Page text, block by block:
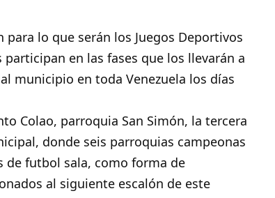
para lo que serán los Juegos Deportivos
en las fases que los llevarán a
municipio en toda Venezuela los días
Colao, parroquia San Simón, la tercera
donde seis parroquias campeonas
de futbol sala, como forma de
al siguiente escalón de este